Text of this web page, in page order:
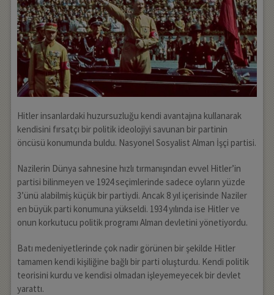
Hitler insanlardaki huzursuzluğu kendi avantajına kullanarak
kendisini fırsatçı bir politik ideolojiyi savunan bir partinin
öncüsü konumunda buldu. Nasyonel Sosyalist Alman İşçi partisi.
Nazilerin Dünya sahnesine hızlı tırmanışından evvel Hitler’in
partisi bilinmeyen ve 1924 seçimlerinde sadece oyların yüzde
3’ünü alabilmiş küçük bir partiydi. Ancak 8 yıl içerisinde Naziler
en büyük parti konumuna yükseldi. 1934 yılında ise Hitler ve
onun korkutucu politik programı Alman devletini yönetiyordu.
Batı medeniyetlerinde çok nadir görünen bir şekilde Hitler
tamamen kendi kişiliğine bağlı bir parti oluşturdu. Kendi politik
teorisini kurdu ve kendisi olmadan işleyemeyecek bir devlet
yarattı.